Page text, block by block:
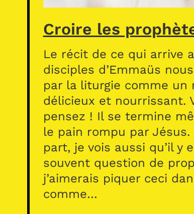
Croire les
Le récit de ce qui arrive
disciples d’Emmaüs
par la liturgie comme un
délicieux et nourrissant.
pensez ! Il se termine
le pain rompu par Jésus.
part, je vois aussi qu’il y
souvent question de
j’aimerais piquer ceci
comme…